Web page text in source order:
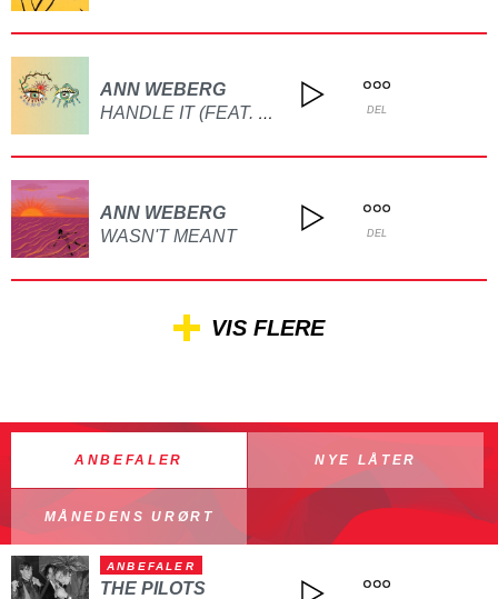
ANN WEBERG
HANDLE IT (FEAT. ISABELLE EBERDEAN) DEL
ANN WEBERG
WASN'T MEANT
DEL
VIS FLERE
ANBEFALER NYE LÅTER
MÅNEDENS URØRT
ANBEFALER
THE PILOTS